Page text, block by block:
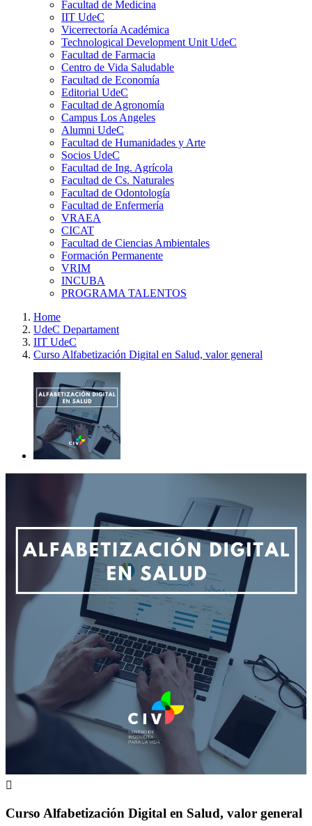
Facultad de Medicina
IIT UdeC
Vicerrectoría Académica
Technological Development Unit UdeC
Facultad de Farmacia
Centro de Vida Saludable
Facultad de Economía
Editorial UdeC
Facultad de Agronomía
Campus Los Angeles
Alumni UdeC
Facultad de Humanidades y Arte
Socios UdeC
Facultad de Ing. Agrícola
Facultad de Cs. Naturales
Facultad de Odontología
Facultad de Enfermería
VRAEA
CICAT
Facultad de Ciencias Ambientales
Formación Permanente
VRIM
INCUBA
PROGRAMA TALENTOS
Home
UdeC Departament
IIT UdeC
Curso Alfabetización Digital en Salud, valor general

Curso Alfabetización Digital en Salud, valor general